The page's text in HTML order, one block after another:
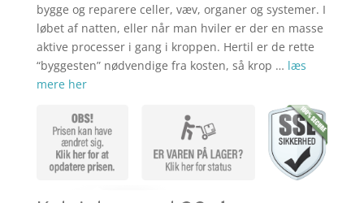
bygge og reparere celler, væv, organer og systemer. I
løbet af natten, eller når man hviler er der en masse
aktive processer i gang i kroppen. Hertil er de rette
“byggesten” nødvendige fra kosten, så krop … læs
mere her